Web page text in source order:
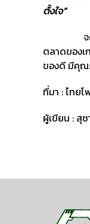
ตั้งใจ”
จะเห็นไ
ตลาดของเ
ของดี มีคุณ
ที่มา : ไทย
ผู้เขียน : สุ